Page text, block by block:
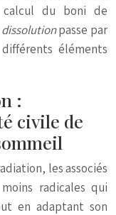
calcul du boni de
dissolutionpasse par
éléments
:
civile de
les associés
radicales qui
en adaptant son